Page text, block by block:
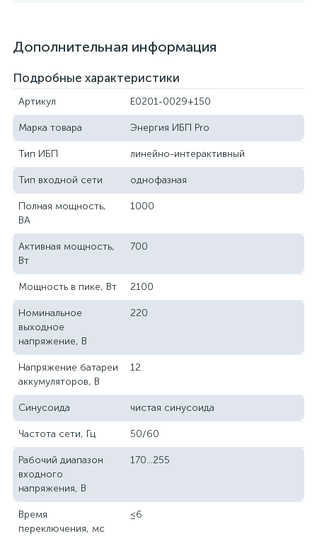
Дополнительная информация
Подробные характеристики
Артикул E0201-0029+150
Марка товара Энергия ИБП Pro
Тип ИБП линейно-интерактивный
Тип входной сети однофазная
Полная мощность,
ВА
1000
Активная мощность,
Вт
700
Мощность в пике, Вт 2100
Номинальное
выходное
напряжение, В
220
Напряжение батареи
аккумуляторов, В
12
Синусоида чистая синусоида
Частота сети, Гц 50/60
Рабочий диапазон
входного
напряжения, В
170...255
Время
переключения, мс
≤6